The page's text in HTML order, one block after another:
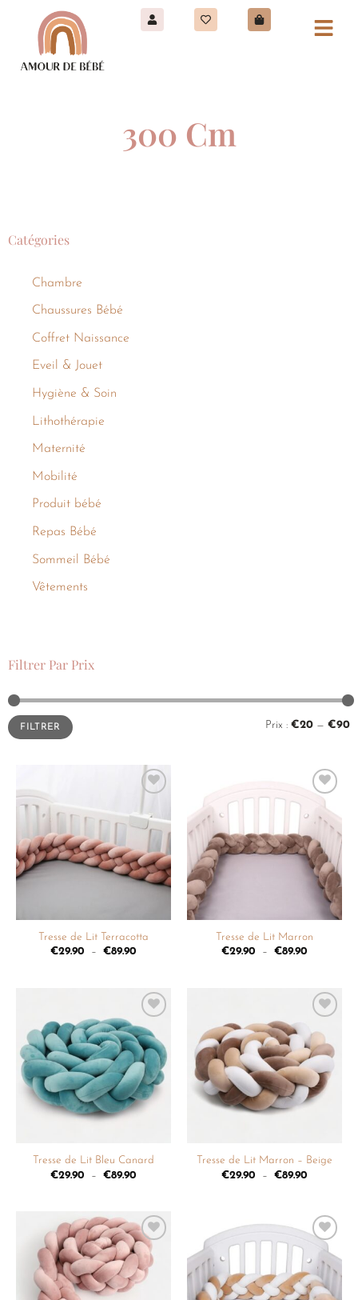
300 Cm
Catégories
Chambre
Chaussures Bébé
Coffret Naissance
Eveil & Jouet
Hygiène & Soin
Lithothérapie
Maternité
Mobilité
Produit bébé
Repas Bébé
Sommeil Bébé
Vêtements
Filtrer Par Prix
FILTRER Prix : €20 — €90
à la
liste de
Tresse de Lit Terracotta
€29.90 – €89.90
à la
liste de
souhaits
Tresse de Lit Marron
€29.90 – €89.90
Ajouter
à la
liste de
souhaits
Tresse de Lit Bleu Canard
€29.90 – €89.90
liste de
souhaits
Tresse de Lit Marron – Beige
€29.90 – €89.90
Ajouter
à la
liste de
souhaits
Ajouter
à la
liste de
souhaits